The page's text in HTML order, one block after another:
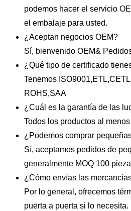
podemos hacer el servicio
el embalaje para usted.
¿Aceptan negocios OEM?
Sí, bienvenido OEM&
¿Qué tipo de certificado
Tenemos
ROHS,SAA
¿Cuál es la garantía de las
Todos los productos al
¿Podemos comprar
Sí, aceptamos pedidos de
generalmente MOQ 100
¿Cómo envías las
Por lo general, ofrecemos
puerta a puerta si lo necesita.